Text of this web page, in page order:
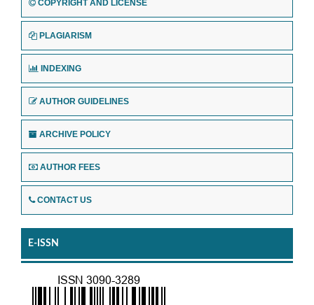
COPYRIGHT AND LICENSE
PLAGIARISM
INDEXING
AUTHOR GUIDELINES
ARCHIVE POLICY
AUTHOR FEES
CONTACT US
E-ISSN